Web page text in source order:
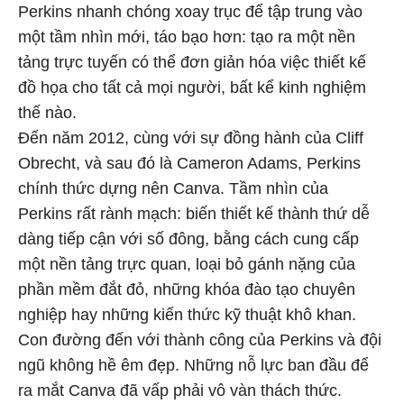
Perkins nhanh chóng xoay trục để tập trung vào
một tầm nhìn mới, táo bạo hơn: tạo ra một nền
tảng trực tuyến có thể đơn giản hóa việc thiết kế
đồ họa cho tất cả mọi người, bất kể kinh nghiệm
thế nào.
Đến năm 2012, cùng với sự đồng hành của Cliff
Obrecht, và sau đó là Cameron Adams, Perkins
chính thức dựng nên Canva. Tầm nhìn của
Perkins rất rành mạch: biến thiết kế thành thứ dễ
dàng tiếp cận với số đông, bằng cách cung cấp
một nền tảng trực quan, loại bỏ gánh nặng của
phần mềm đắt đỏ, những khóa đào tạo chuyên
nghiệp hay những kiến thức kỹ thuật khô khan.
Con đường đến với thành công của Perkins và đội
ngũ không hề êm đẹp. Những nỗ lực ban đầu để
ra mắt Canva đã vấp phải vô vàn thách thức.